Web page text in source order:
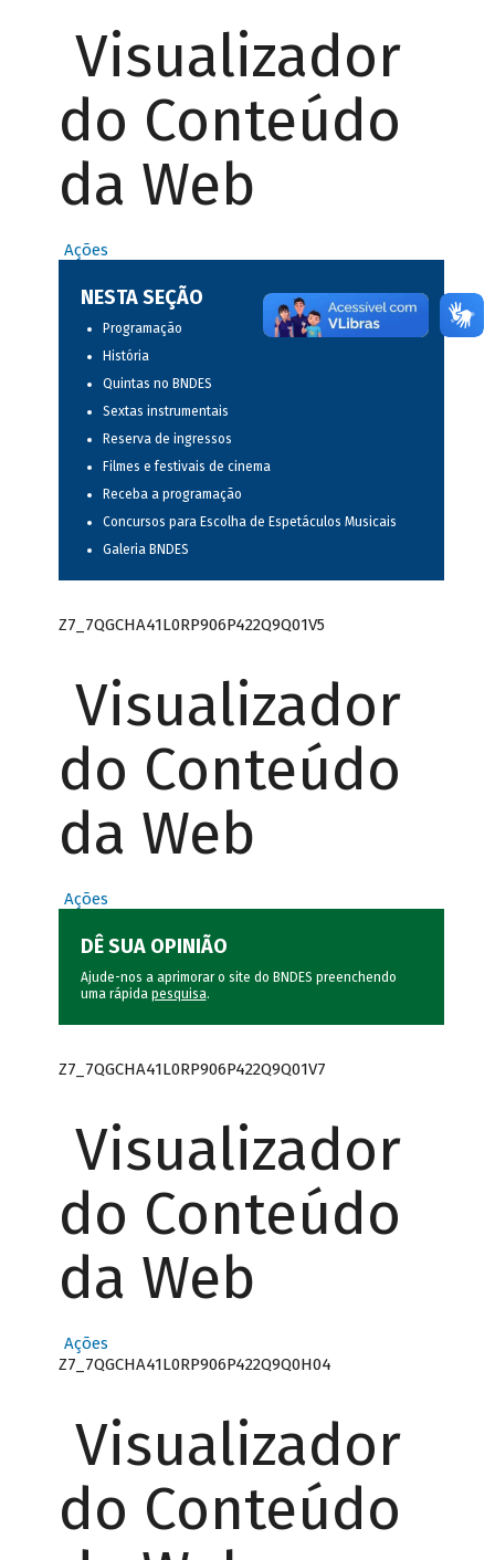
Visualizador
do Conteúdo
da Web
Ações
NESTA SEÇÃO
Programação
História
Quintas no BNDES
Sextas instrumentais
Reserva de ingressos
Filmes e festivais de cinema
Receba a programação
Concursos para Escolha de Espetáculos Musicais
Galeria BNDES
Z7_7QGCHA41L0RP906P422Q9Q01V5
Visualizador
do Conteúdo
da Web
Ações
DÊ SUA OPINIÃO
Ajude-nos a aprimorar o site do BNDES preenchendo
uma rápida pesquisa.
Z7_7QGCHA41L0RP906P422Q9Q01V7
Visualizador
do Conteúdo
da Web
Ações
Z7_7QGCHA41L0RP906P422Q9Q0H04
Visualizador
do Conteúdo